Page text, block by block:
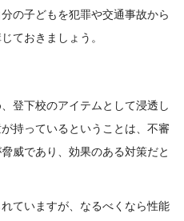
の子どもを犯罪や交通事故から
ておきましょう。
登下校のアイテムとして浸透し
持っているということは、不審
威であり、効果のある対策だと
ていますが、なるべくなら性能